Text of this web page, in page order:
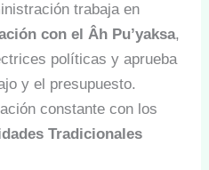
trabaja en
con el Âh Pu’yaksa,
políticas y aprueba
y el presupuesto.
constante con los
Tradicionales